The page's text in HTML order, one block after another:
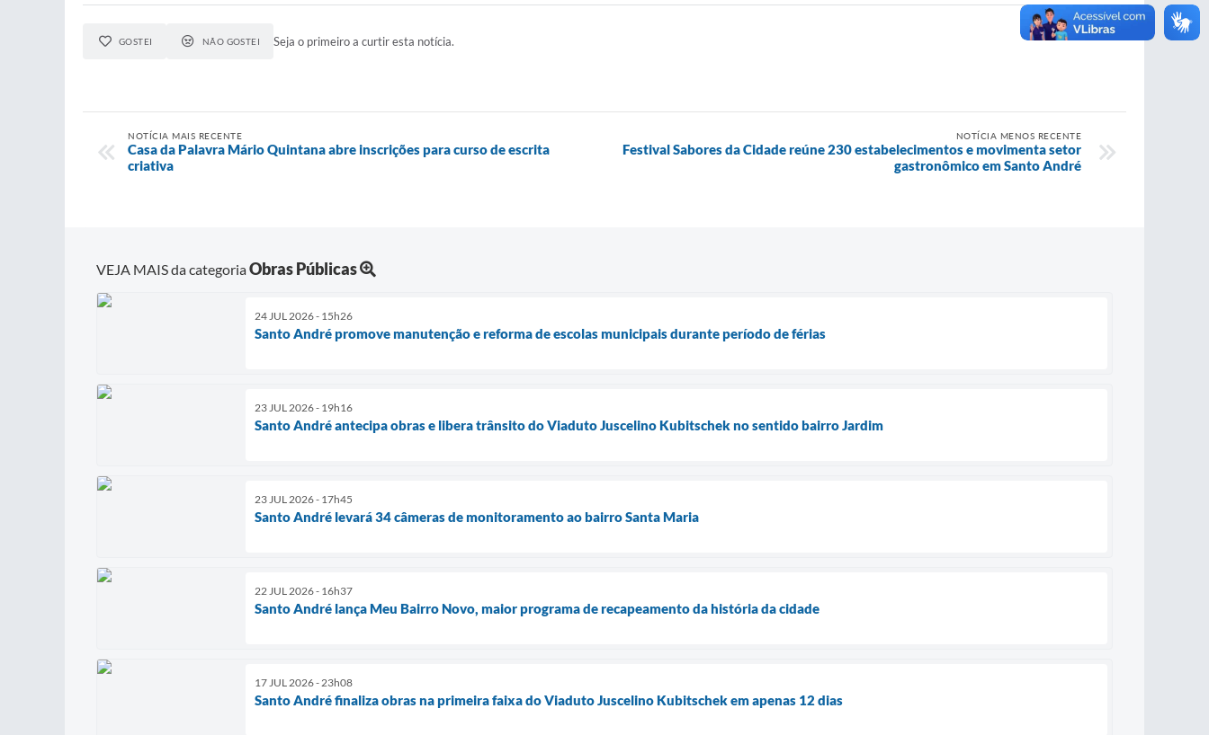
GOSTEI NÃO GOSTEI Seja o primeiro a curtir esta notícia.
NOTÍCIA MAIS RECENTE
Casa da Palavra Mário Quintana abre inscrições para curso de escrita
criativa
NOTÍCIA MENOS RECENTE
Festival Sabores da Cidade reúne 230 estabelecimentos e movimenta setor
gastronômico em Santo André
VEJA MAIS da categoriaObras Públicas
24 JUL 2026 - 15h26
Santo André promove manutenção e reforma de escolas municipais durante período de férias
23 JUL 2026 - 19h16
Santo André antecipa obras e libera trânsito do Viaduto Juscelino Kubitschek no sentido bairro Jardim
23 JUL 2026 - 17h45
Santo André levará 34 câmeras de monitoramento ao bairro Santa Maria
22 JUL 2026 - 16h37
Santo André lança Meu Bairro Novo, maior programa de recapeamento da história da cidade
17 JUL 2026 - 23h08
Santo André finaliza obras na primeira faixa do Viaduto Juscelino Kubitschek em apenas 12 dias